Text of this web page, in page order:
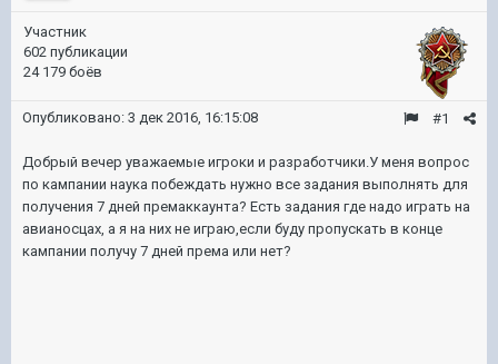
Участник
602 публикации
24 179 боёв
#1
Опубликовано: 3 дек 2016, 16:15:08
Добрый вечер уважаемые игроки и разработчики.У меня вопрос
по кампании наука побеждать нужно все задания выполнять для
получения 7 дней премаккаунта? Есть задания где надо играть на
авианосцах, а я на них не играю,если буду пропускать в конце
кампании получу 7 дней према или нет?